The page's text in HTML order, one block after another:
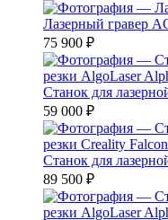
Лазерный гравер
75 900 ₽
Станок для
59 000 ₽
Станок для
89 500 ₽